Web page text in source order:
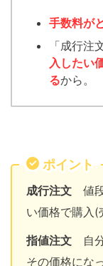
手数料が
「成行注
入したい
るから。
ポイント
成行注文 値
い価格で購入
指値注文 自
その価格にな